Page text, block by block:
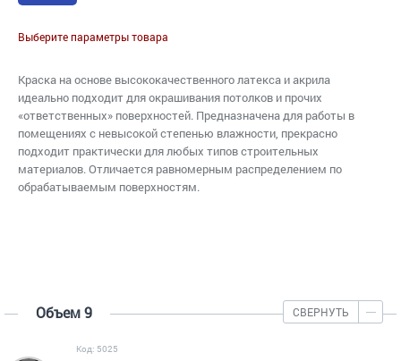
Выберите параметры товара
Краска на основе высококачественного латекса и акрила
идеально подходит для окрашивания потолков и прочих
«ответственных» поверхностей. Предназначена для работы в
помещениях с невысокой степенью влажности, прекрасно
подходит практически для любых типов строительных
материалов. Отличается равномерным распределением по
обрабатываемым поверхностям.
Объем 9 СВЕРНУТЬ
Код: 5025